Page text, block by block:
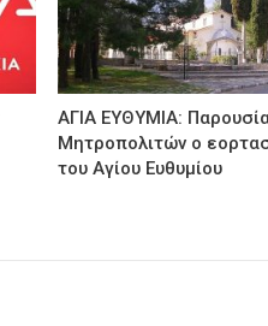
ΑΓΙΑ ΕΥΘΥΜΙΑ:
Μητροπολιτών ο
του Αγίου Ευθυμίου